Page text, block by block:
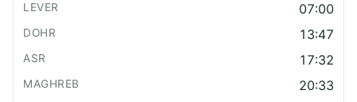
07:00
13:47
17:32
20:33